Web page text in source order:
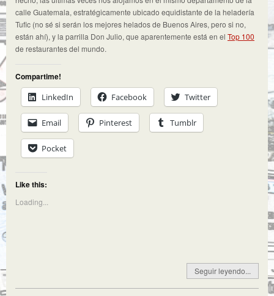
calle Guatemala, estratégicamente ubicado equidistante de la heladería
Tufic (no sé si serán los mejores helados de Buenos Aires, pero si no,
están ahí), y la parrilla Don Julio, que aparentemente está en el Top 100
de restaurantes del mundo.
Compartime!
LinkedIn
Facebook Twitter
Email Pinterest Tumblr
Pocket
Like this:
Loading...
Seguir leyendo...